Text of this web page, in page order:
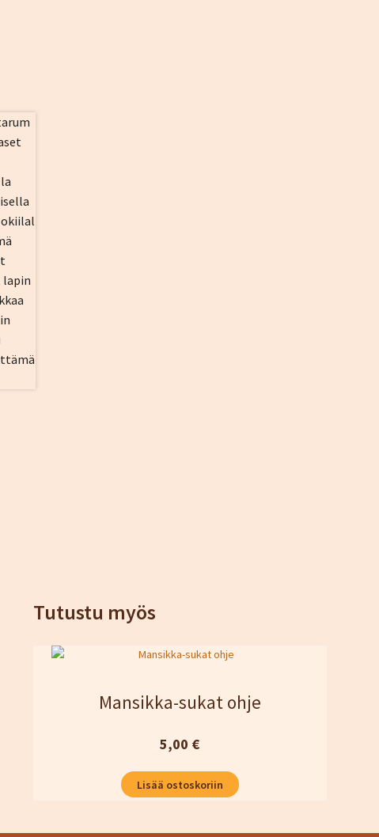
Tutustu myös
Mansikka-sukat ohje
5,00 €
Lisää ostoskoriin